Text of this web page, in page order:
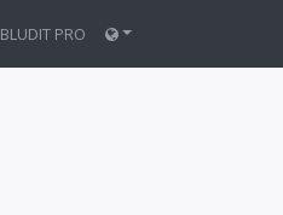
BLUDIT PRO